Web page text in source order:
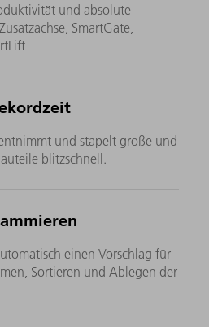
und absolute
SmartGate,
und stapelt große und
blitzschnell.
einen Vorschlag für
Sortieren und Ablegen der